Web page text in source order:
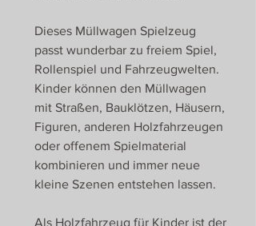
Dieses Müllwagen Spielzeug
passt wunderbar zu freiem Spiel,
Rollenspiel und Fahrzeugwelten.
Kinder können den Müllwagen
mit Straßen, Bauklötzen, Häusern,
Figuren, anderen Holzfahrzeugen
oder offenem Spielmaterial
kombinieren und immer neue
kleine Szenen entstehen lassen.
Als Holzfahrzeug für Kinder ist der